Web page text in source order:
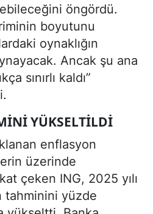
öngördü.
boyutunu
oynaklığın
Ancak şu ana
sınırlı kaldı”
YÜKSELTILDI
enflasyon
üzerinde
çeken ING, 2025 yılı
tahminini yüzde